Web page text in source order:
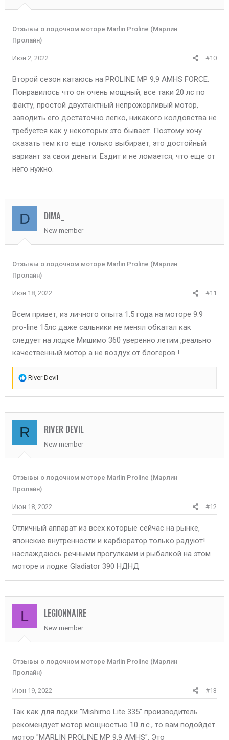
Отзывы о лодочном моторе Marlin Proline (Марлин
Пролайн)
Июн 2, 2022 #10
Второй сезон катаюсь на PROLINE MP 9,9 AMHS FORCE.
Понравилось что он очень мощный, все таки 20 лс по
факту, простой двухтактный непрожорливый мотор,
заводить его достаточно легко, никакого колдовства не
требуется как у некоторых это бывает. Поэтому хочу
сказать тем кто еще только выбирает, это достойный
вариант за свои деньги. Ездит и не ломается, что еще от
него нужно.
D DIMA_
New member
Отзывы о лодочном моторе Marlin Proline (Марлин
Пролайн)
Июн 18, 2022 #11
Всем привет, из личного опыта 1.5 года на моторе 9.9
pro-line 15лс даже сальники не менял обкатал как
следует на лодке Мишимо 360 уверенно летим ,реально
качественный мотор а не воздух от блогеров !
Р
е
к
ц
и
и
River Devil
R RIVER DEVIL
New member
Отзывы о лодочном моторе Marlin Proline (Марлин
Пролайн)
Июн 18, 2022 #12
Отличный аппарат из всех которые сейчас на рынке,
японские внутренности и карбюратор только радуют!
наслаждаюсь речными прогулками и рыбалкой на этом
моторе и лодке Gladiator 390 НДНД
L LEGIONNAIRE
New member
Отзывы о лодочном моторе Marlin Proline (Марлин
Пролайн)
Июн 19, 2022 #13
Так как для лодки "Mishimo Lite 335" производитель
рекомендует мотор мощностью 10 л.с., то вам подойдет
мотор "MARLIN PROLINE MP 9,9 AMHS". Это